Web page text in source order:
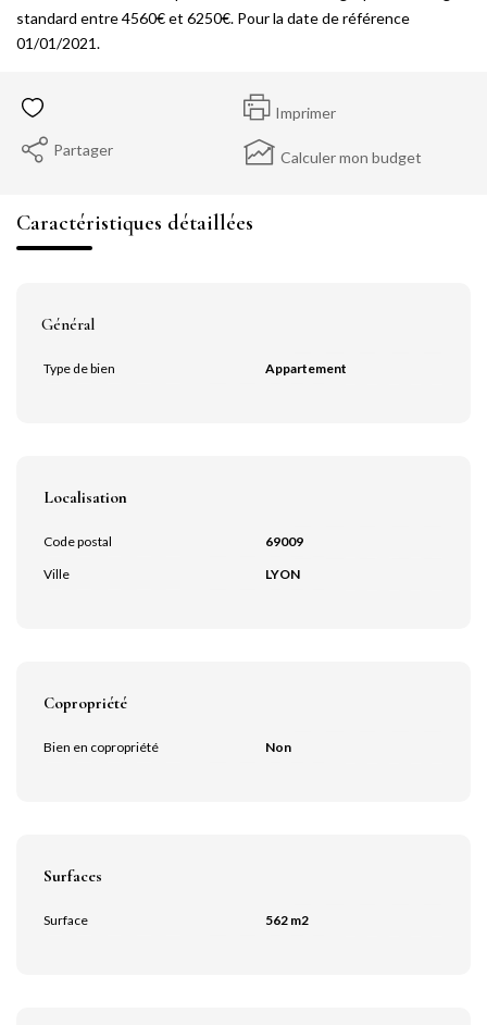
standard entre 4560€ et 6250€. Pour la date de référence
01/01/2021.
Imprimer
Partager
Calculer mon budget
Caractéristiques détaillées
Général
Type de bien Appartement
Localisation
Code postal
69009
Ville
LYON
Copropriété
Bien en copropriété Non
Surfaces
Surface 562 m2